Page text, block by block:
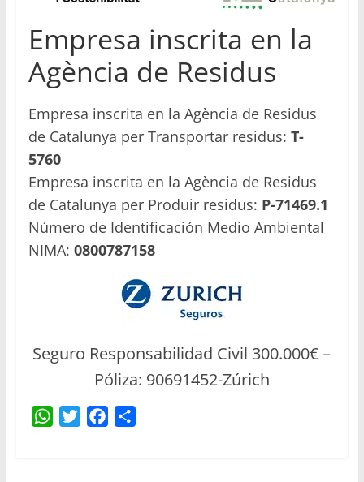
Empresa inscrita en la
Agència de Residus
Empresa inscrita en la Agència de Residus
de Catalunya per Transportar residus: T-
5760
Empresa inscrita en la Agència de Residus
de Catalunya per Produir residus: P-71469.1
Número de Identificación Medio Ambiental
NIMA: 0800787158
Seguro Responsabilidad Civil 300.000€ –
Póliza: 90691452-Zúrich
W